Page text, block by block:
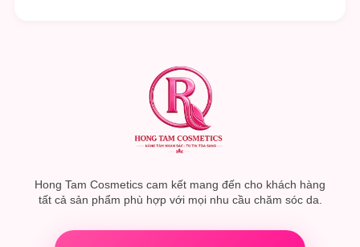
Hong Tam Cosmetics cam kết mang đến cho khách hàng
tất cả sản phẩm phù hợp với mọi nhu cầu chăm sóc da.